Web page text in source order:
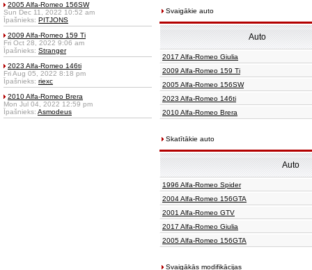
2005 Alfa-Romeo 156SW
Sun Dec 11, 2022 10:52 am
Īpašnieks: PITJONS
2009 Alfa-Romeo 159 Ti
Fri Oct 28, 2022 9:06 am
Īpašnieks: Stranger
2023 Alfa-Romeo 146ti
Fri Aug 05, 2022 8:18 pm
Īpašnieks: riexc
2010 Alfa-Romeo Brera
Mon Jul 04, 2022 12:59 pm
Īpašnieks: Asmodeus
Svaigākie auto
Auto
2017 Alfa-Romeo Giulia
2009 Alfa-Romeo 159 Ti
2005 Alfa-Romeo 156SW
2023 Alfa-Romeo 146ti
2010 Alfa-Romeo Brera
Skatītākie auto
Auto
1996 Alfa-Romeo Spider
2004 Alfa-Romeo 156GTA
2001 Alfa-Romeo GTV
2017 Alfa-Romeo Giulia
2005 Alfa-Romeo 156GTA
Svaigākās modifikācijas